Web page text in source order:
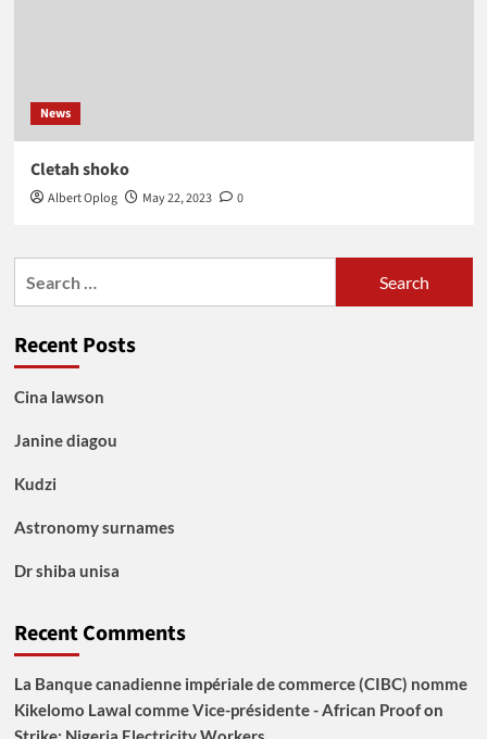
News
Cletah shoko
Albert Oplog May 22, 2023 0
Recent Posts
Cina lawson
Janine diagou
Kudzi
Astronomy surnames
Dr shiba unisa
Recent Comments
La Banque canadienne impériale de commerce (CIBC) nomme
Kikelomo Lawal comme Vice-présidente - African Proofon